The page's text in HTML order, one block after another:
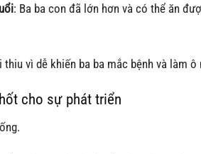
: Ba ba con đã lớn hơn và có thể ăn
vì dễ khiến ba ba mắc bệnh và làm ô
cho sự phát triển